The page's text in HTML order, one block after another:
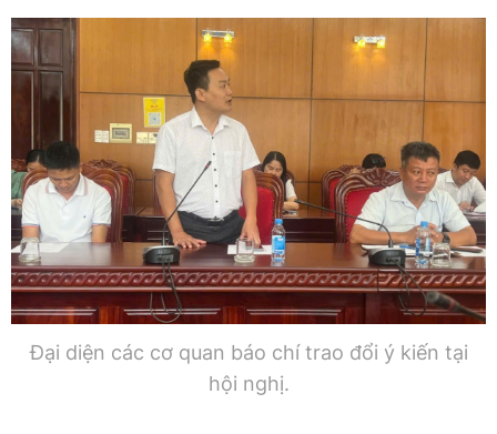
Đại diện các cơ quan báo chí trao đổi ý kiến tại
hội nghị.